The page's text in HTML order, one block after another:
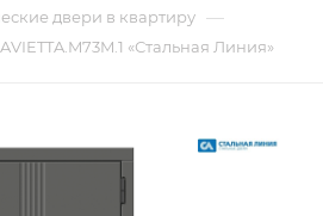
двери в квартиру —
«Стальная Линия»